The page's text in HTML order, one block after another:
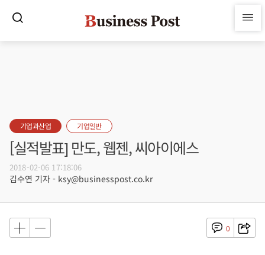
기업과산업 기업일반
[실적발표] 만도, 웹젠, 씨아이에스
2018-02-06 17:18:06
김수연 기자 - ksy@businesspost.co.kr
0